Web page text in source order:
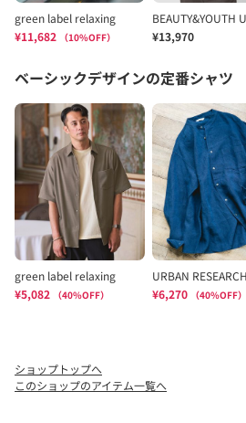
ショップトップへ
このショップのアイテム一覧へ